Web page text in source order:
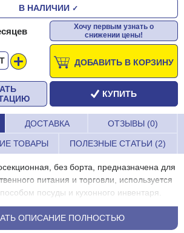
В НАЛИЧИИ ✓
Хочу первым узнать о
снижении цены!
ДОБАВИТЬ В КОРЗИНУ
КУПИТЬ
ДОСТАВКА ОТЗЫВЫ (0)
ТОВАРЫ ПОЛЕЗНЫЕ СТАТЬИ (2)
без борта, предназначена для
питания и торговли, используется
посуды и кухонного инвентаря.
сварную конструкцию, изготовлены из
стали AISI 430. Каркас изготовлен из
ОПИСАНИЕ ПОЛНОСТЬЮ